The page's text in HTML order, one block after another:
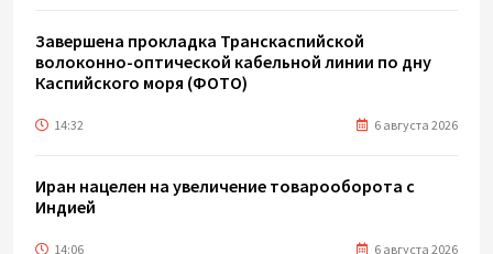
Завершена прокладка Транскаспийской
волоконно-оптической кабельной линии по дну
Каспийского моря (ФОТО)
14:32 6 августа 2026
Иран нацелен на увеличение товарооборота с
Индией
14:06 6 августа 2026